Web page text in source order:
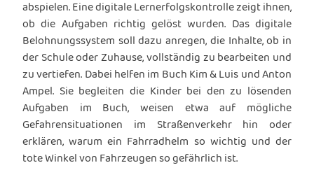
abspielen. Eine digitale Lernerfolgskontrolle zeigt ihnen,
ob die Aufgaben richtig gelöst wurden. Das digitale
Belohnungssystem soll dazu anregen, die Inhalte, ob in
der Schule oder Zuhause, vollständig zu bearbeiten und
zu vertiefen. Dabei helfen im Buch Kim & Luis und Anton
Ampel. Sie begleiten die Kinder bei den zu lösenden
Aufgaben im Buch, weisen etwa auf mögliche
Gefahrensituationen im Straßenverkehr hin oder
erklären, warum ein Fahrradhelm so wichtig und der
tote Winkel von Fahrzeugen so gefährlich ist.